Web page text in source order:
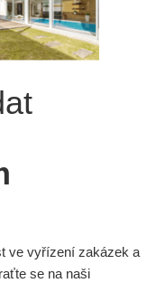
ve vyřízení zakázek a
se na naši